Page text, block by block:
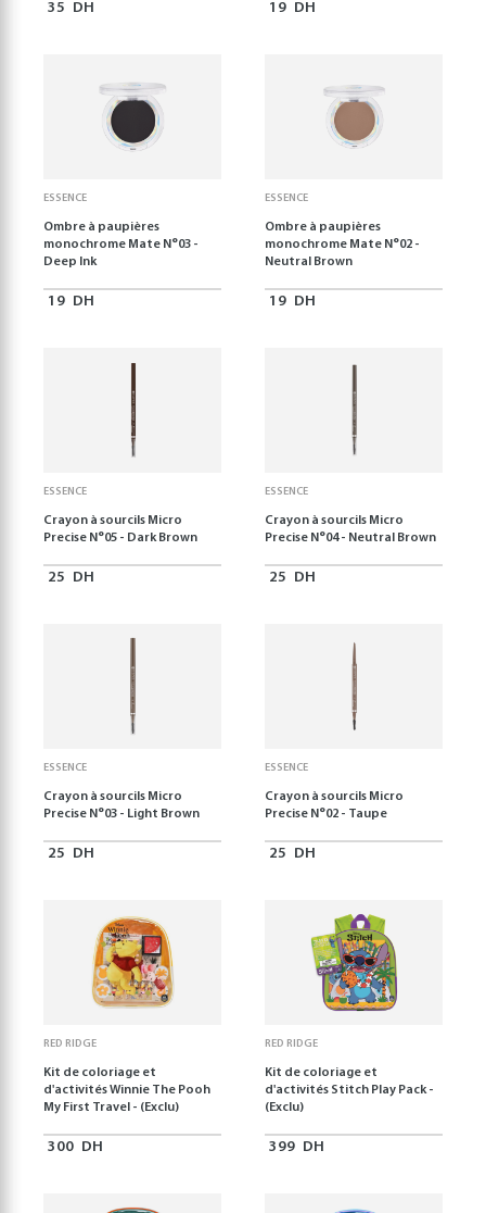
35 DH 19 DH
ESSENCE
Ombre à paupières
monochrome Mate N°03 -
Deep Ink
19 DH
ESSENCE
Ombre à paupières
monochrome Mate N°02 -
Neutral Brown
19 DH
ESSENCE
Crayon à sourcils Micro
Precise N°05 - Dark Brown
25 DH
ESSENCE
Crayon à sourcils Micro
Precise N°04 - Neutral Brown
25 DH
ESSENCE
Crayon à sourcils Micro
Precise N°03 - Light Brown
25 DH
ESSENCE
Crayon à sourcils Micro
Precise N°02 - Taupe
25 DH
RED RIDGE
Kit de coloriage et
d'activités Winnie The Pooh
My First Travel - (Exclu)
300 DH
RED RIDGE
Kit de coloriage et
d'activités Stitch Play Pack -
(Exclu)
399 DH